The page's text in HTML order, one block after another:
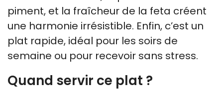
piment, et la fraîcheur de la feta créent
une harmonie irrésistible. Enfin, c’est un
plat rapide, idéal pour les soirs de
semaine ou pour recevoir sans stress.
Quand servir ce plat ?